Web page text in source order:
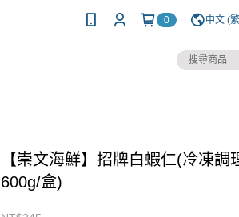
0 中文 (
【崇文海鮮】招牌白蝦仁(冷凍調
600g/盒)